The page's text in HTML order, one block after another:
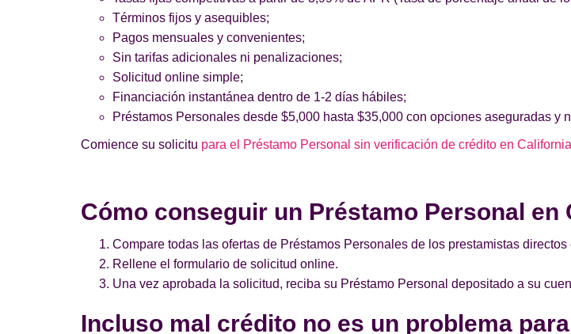
Términos fijos y asequibles;
Pagos mensuales y convenientes;
Sin tarifas adicionales ni penalizaciones;
Solicitud online simple;
Financiación instantánea dentro de 1-2 días hábiles;
Préstamos Personales desde $5,000 hasta $35,000 con opciones aseguradas y
Comience su solicitu para el Préstamo Personal sin verificación de crédito en California
Cómo conseguir un Préstamo Personal en
Compare todas las ofertas de Préstamos Personales de los prestamistas
Rellene el formulario de solicitud online.
Una vez aprobada la solicitud, reciba su Préstamo Personal depositado a su
Incluso mal crédito no es un problema